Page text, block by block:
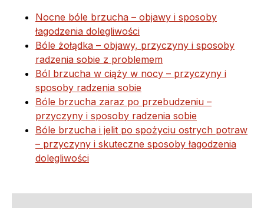
Nocne bóle brzucha – objawy i sposoby
łagodzenia dolegliwości
Bóle żołądka – objawy, przyczyny i sposoby
radzenia sobie z problemem
Ból brzucha w ciąży w nocy – przyczyny i
sposoby radzenia sobie
Bóle brzucha zaraz po przebudzeniu –
przyczyny i sposoby radzenia sobie
Bóle brzucha i jelit po spożyciu ostrych potraw
– przyczyny i skuteczne sposoby łagodzenia
dolegliwości